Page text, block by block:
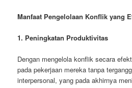
Manfaat Pengelolaan Konflik yang
1. Peningkatan Produktivitas
Dengan mengelola konflik secara
pada pekerjaan mereka tanpa
interpersonal, yang pada akhirnya